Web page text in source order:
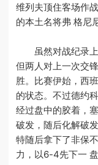
维列夫顶住客场作
的本土名将弗 格尼
虽然对战纪录上
但两人对上一次交
胜。比赛伊始，西
的状态。不过德约
经过盘中的胶着，
破发，随后化解破
特随后拿下了非保
力，以6-4先下一 盘